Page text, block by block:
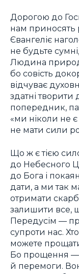
Дорогою до
нам приносять
Євангеліє
не будьте
Людина
бо совість
відчуває
здатні
попередник,
«ми ніколи не
не мати сили
Що ж є тією
до Небесного
до Бога і
дати, а ми так
отримати
залишити все,
Передусім —
супроти нас.
можете прощати
Бо прощення —
й перемоги.